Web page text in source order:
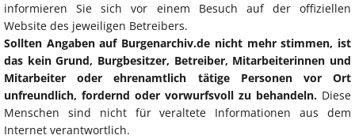
informieren Sie sich vor einem Besuch auf der offiziellen
Website des jeweiligen Betreibers.
Sollten Angaben auf Burgenarchiv.de nicht mehr stimmen, ist
das kein Grund, Burgbesitzer, Betreiber, Mitarbeiterinnen und
Mitarbeiter oder ehrenamtlich tätige Personen vor Ort
unfreundlich, fordernd oder vorwurfsvoll zu behandeln. Diese
Menschen sind nicht für veraltete Informationen aus dem
Internet verantwortlich.